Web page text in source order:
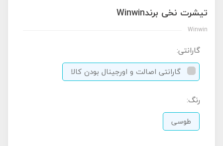
تیشرت نخی برندWinwin
Winwin
گارانتی:
گارانتی اصالت و اورجینال بودن کالا
رنگ:
طوسی